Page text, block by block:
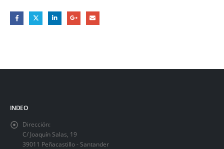
INDEO
Dirección:
C/ Joaquín Salas, 19
39011 Peñacastillo - Santander